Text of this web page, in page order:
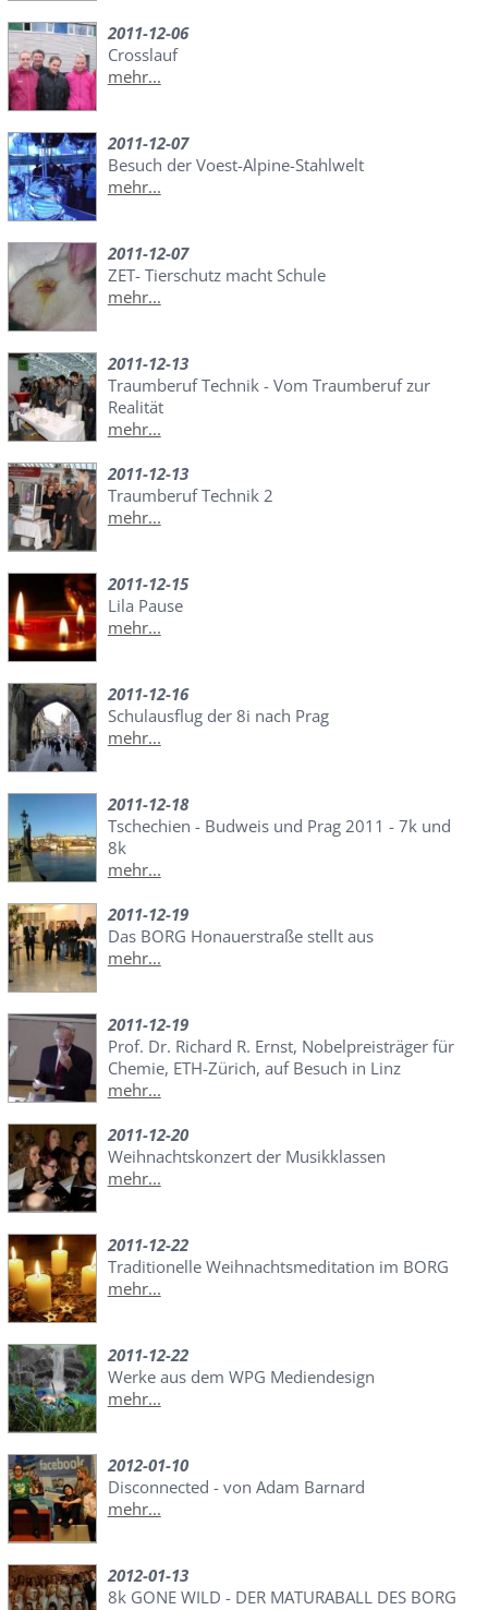
2011-12-06
Crosslauf
mehr...
2011-12-07
Besuch der Voest-Alpine-Stahlwelt
mehr...
2011-12-07
ZET- Tierschutz macht Schule
mehr...
2011-12-13
Traumberuf Technik - Vom Traumberuf zur
Realität
mehr...
2011-12-13
Traumberuf Technik 2
mehr...
2011-12-15
Lila Pause
mehr...
2011-12-16
Schulausflug der 8i nach Prag
mehr...
2011-12-18
Tschechien - Budweis und Prag 2011 - 7k und
8k
mehr...
2011-12-19
Das BORG Honauerstraße stellt aus
mehr...
2011-12-19
Prof. Dr. Richard R. Ernst, Nobelpreisträger für
Chemie, ETH-Zürich, auf Besuch in Linz
mehr...
2011-12-20
Weihnachtskonzert der Musikklassen
mehr...
2011-12-22
Traditionelle Weihnachtsmeditation im BORG
mehr...
2011-12-22
Werke aus dem WPG Mediendesign
mehr...
2012-01-10
Disconnected - von Adam Barnard
mehr...
2012-01-13
8k GONE WILD - DER MATURABALL DES BORG